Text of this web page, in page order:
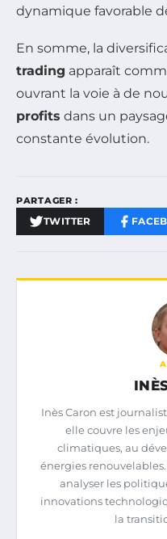
dynamique favorable
En somme, la
trading apparaît
ouvrant la voie à de
profits dans un
constante évolution.
PARTAGER :
TWITTER
Inès Caron est
elle couvre les
climatiques, au
énergies
analyser les
innovations
la